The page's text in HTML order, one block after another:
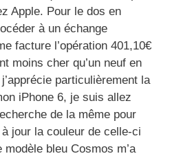
Apple. Pour le dos en
à un échange
facture l’opération 401,10€
moins cher qu’un neuf en
particulièrement la
iPhone 6, je suis allez
de la même pour
jour la couleur de celle-ci
modèle bleu Cosmos m’a